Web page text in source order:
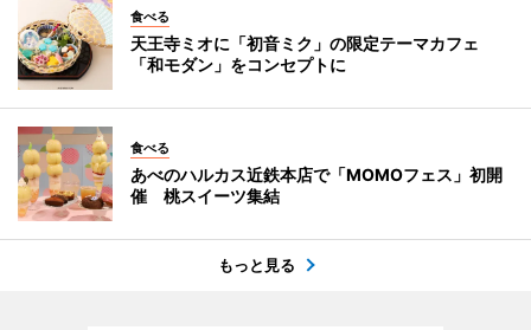
食べる
天王寺ミオに「初音ミク」の限定テーマカフェ
「和モダン」をコンセプトに
食べる
あべのハルカス近鉄本店で「MOMOフェス」初開
催 桃スイーツ集結
もっと見る